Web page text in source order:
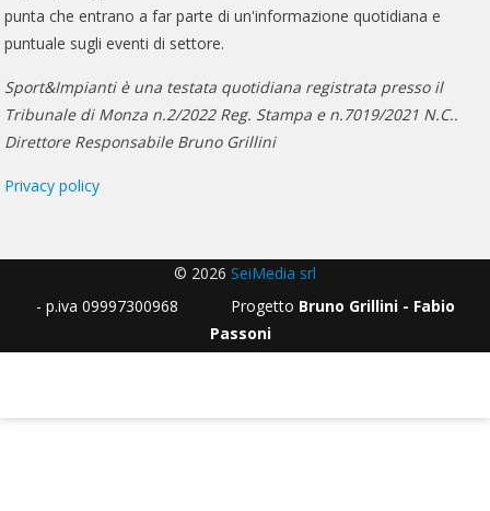
punta che entrano a far parte di un'informazione quotidiana e
puntuale sugli eventi di settore.
Sport&Impianti è una testata quotidiana registrata presso il
Tribunale di Monza n.2/2022 Reg. Stampa e n.7019/2021 N.C..
Direttore Responsabile Bruno Grillini
Privacy policy
© 2026 SeiMedia srl
- p.iva 09997300968 Progetto Bruno Grillini - Fabio
Passoni